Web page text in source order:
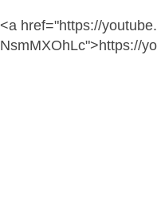
<a href="https://
NsmMXOhLc">https://